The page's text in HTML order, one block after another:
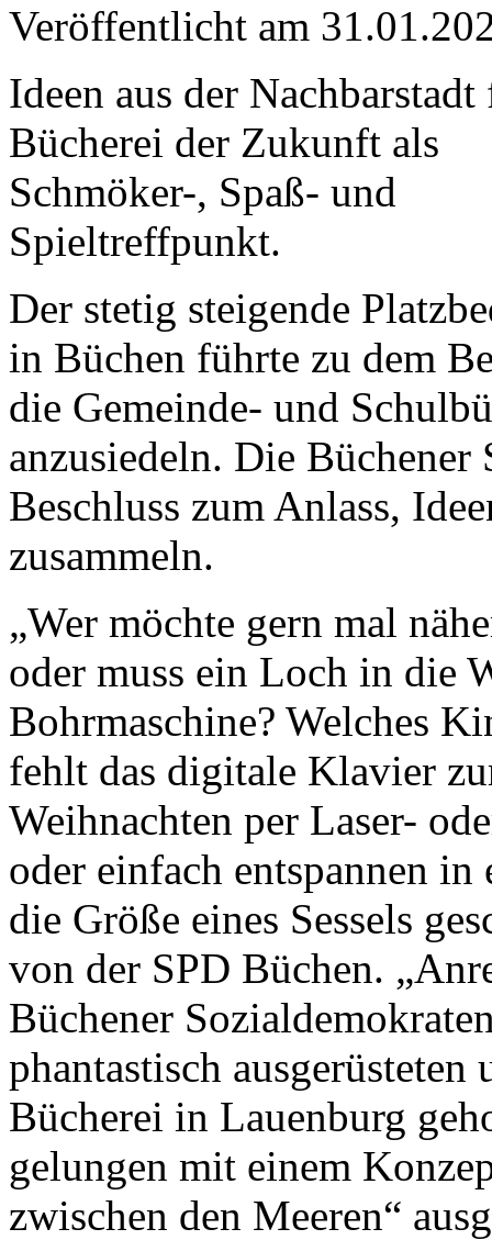
Veröffentlicht am
Ideen aus der
Bücherei der Zukunft als
Schmöker-, Spaß- und
Spieltreffpunkt.
Der stetig steigende
in Büchen führte zu dem
die Gemeinde- und
anzusiedeln. Die Büchener
Beschluss zum Anlass,
zusammeln.
„Wer möchte gern mal
oder muss ein Loch in die
Bohrmaschine? Welches
fehlt das digitale Klavier
Weihnachten per Laser-
oder einfach entspannen
die Größe eines Sessels
von der SPD Büchen.
Büchener
phantastisch
Bücherei in Lauenburg
gelungen mit einem
zwischen den Meeren“